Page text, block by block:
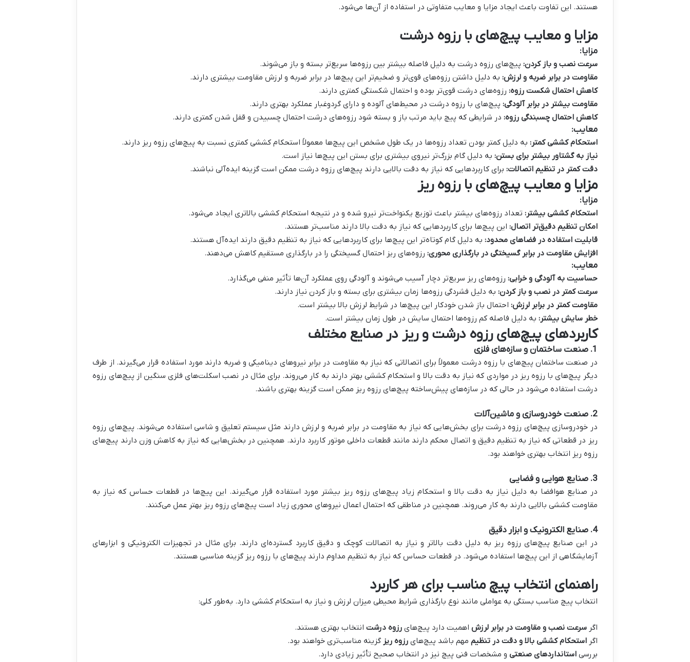
هستند. این تفاوت باعث ایجاد مزایا و معایب متفاوتی در استفاده از آن‌ها می‌شود.
مزایا و معایب پیچ‌های با رزوه درشت
مزایا:
سرعت نصب و باز کردن: پیچ‌های رزوه درشت به دلیل فاصله بیشتر بین رزوه‌ها سریع‌تر بسته و باز می‌شوند.
مقاومت در برابر ضربه و لرزش: به دلیل داشتن رزوه‌های قوی‌تر و ضخیم‌تر این پیچ‌ها در برابر ضربه و لرزش مقاومت بیشتری دارند.
کاهش احتمال شکست رزوه: رزوه‌های درشت قوی‌تر بوده و احتمال شکستگی کمتری دارند.
مقاومت بیشتر در برابر آلودگی: پیچ‌های با رزوه درشت در محیط‌های آلوده و دارای گردوغبار عملکرد بهتری دارند.
کاهش احتمال چسبندگی رزوه: در شرایطی که پیچ باید مرتب باز و بسته شود رزوه‌های درشت احتمال چسبیدن و قفل شدن کمتری دارند.
معایب:
استحکام کششی کمتر: به دلیل کمتر بودن تعداد رزوه‌ها در یک طول مشخص این پیچ‌ها معمولاً استحکام کششی کمتری نسبت به پیچ‌های رزوه ریز دارند.
نیاز به گشتاور بیشتر برای بستن: به دلیل گام بزرگ‌تر نیروی بیشتری برای بستن این پیچ‌ها نیاز است.
دقت کمتر در تنظیم اتصالات: برای کاربردهایی که نیاز به دقت بالایی دارند پیچ‌های رزوه درشت ممکن است گزینه ایده‌آلی نباشند.
مزایا و معایب پیچ‌های با رزوه ریز
مزایا:
استحکام کششی بیشتر: تعداد رزوه‌های بیشتر باعث توزیع یکنواخت‌تر نیرو شده و در نتیجه استحکام کششی بالاتری ایجاد می‌شود.
امکان تنظیم دقیق‌تر اتصال: این پیچ‌ها برای کاربردهایی که نیاز به دقت بالا دارند مناسب‌تر هستند.
قابلیت استفاده در فضاهای محدود: به دلیل گام کوتاه‌تر این پیچ‌ها برای کاربردهایی که نیاز به تنظیم دقیق دارند ایده‌آل هستند.
افزایش مقاومت در برابر گسیختگی در بارگذاری محوری: رزوه‌های ریز احتمال گسیختگی را در بارگذاری مستقیم کاهش می‌دهند.
معایب:
حساسیت به آلودگی و خرابی: رزوه‌های ریز سریع‌تر دچار آسیب می‌شوند و آلودگی روی عملکرد آن‌ها تأثیر منفی می‌گذارد.
سرعت کمتر در نصب و باز کردن: به دلیل فشردگی رزوه‌ها زمان بیشتری برای بسته و باز کردن نیاز دارند.
مقاومت کمتر در برابر لرزش: احتمال باز شدن خودکار این پیچ‌ها در شرایط لرزش بالا بیشتر است.
خطر سایش بیشتر: به دلیل فاصله کم رزوه‌ها احتمال سایش در طول زمان بیشتر است.
کاربردهای پیچ‌های رزوه درشت و ریز در صنایع مختلف
1. صنعت ساختمان و سازه‌های فلزی
در صنعت ساختمان پیچ‌های با رزوه درشت معمولاً برای اتصالاتی که نیاز به مقاومت در برابر نیروهای دینامیکی و ضربه دارند مورد استفاده قرار می‌گیرند. از طرف
دیگر پیچ‌های با رزوه ریز در مواردی که نیاز به دقت بالا و استحکام کششی بهتر دارند به کار می‌روند. برای مثال در نصب اسکلت‌های فلزی سنگین از پیچ‌های رزوه
درشت استفاده می‌شود در حالی که در سازه‌های پیش‌ساخته پیچ‌های رزوه ریز ممکن است گزینه بهتری باشند.
2. صنعت خودروسازی و ماشین‌آلات
در خودروسازی پیچ‌های رزوه درشت برای بخش‌هایی که نیاز به مقاومت در برابر ضربه و لرزش دارند مثل سیستم تعلیق و شاسی استفاده می‌شوند. پیچ‌های رزوه
ریز در قطعاتی که نیاز به تنظیم دقیق و اتصال محکم دارند مانند قطعات داخلی موتور کاربرد دارند. همچنین در بخش‌هایی که نیاز به کاهش وزن دارند پیچ‌های
رزوه ریز انتخاب بهتری خواهند بود.
3. صنایع هوایی و فضایی
در صنایع هوافضا به دلیل نیاز به دقت بالا و استحکام زیاد پیچ‌های رزوه ریز بیشتر مورد استفاده قرار می‌گیرند. این پیچ‌ها در قطعات حساس که نیاز به
مقاومت کششی بالایی دارند به کار می‌روند. همچنین در مناطقی که احتمال اعمال نیروهای محوری زیاد است پیچ‌های رزوه ریز بهتر عمل می‌کنند.
4. صنایع الکترونیک و ابزار دقیق
در این صنایع پیچ‌های رزوه ریز به دلیل دقت بالاتر و نیاز به اتصالات کوچک و دقیق کاربرد گسترده‌ای دارند. برای مثال در تجهیزات الکترونیکی و ابزارهای
آزمایشگاهی از این پیچ‌ها استفاده می‌شود. در قطعات حساس که نیاز به تنظیم مداوم دارند پیچ‌های با رزوه ریز گزینه مناسبی هستند.
راهنمای انتخاب پیچ مناسب برای هر کاربرد
انتخاب پیچ مناسب بستگی به عواملی مانند نوع بارگذاری شرایط محیطی میزان لرزش و نیاز به استحکام کششی دارد. به‌طور کلی:
اگرسرعت نصب و مقاومت در برابر لرزش اهمیت دارد پیچ‌هایرزوه درشت انتخاب بهتری هستند.
اگراستحکام کششی بالا و دقت در تنظیم مهم باشد پیچ‌هایرزوه ریز گزینه مناسب‌تری خواهند بود.
بررسیاستانداردهای صنعتی و مشخصات فنی پیچ نیز در انتخاب صحیح تأثیر زیادی دارد.